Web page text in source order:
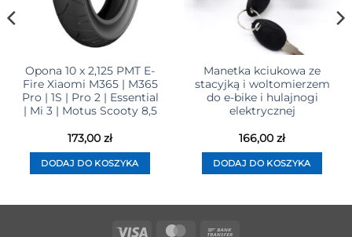
Opona 10 x 2,125 PMT E-
Fire Xiaomi M365 | M365
Pro | 1S | Pro 2 | Essential
| Mi 3 | Motus Scooty 8,5
173,00 zł
DODAJ DO KOSZYKA
Manetka kciukowa ze
stacyjką i woltomierzem
do e-bike i hulajnogi
elektrycznej
166,00 zł
DODAJ DO KOSZYKA
Visa MasterCard